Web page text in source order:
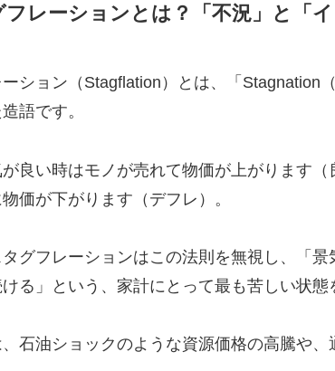
フレーションとは？「不況」と「
ション（Stagflation）とは、「Stagnation
語です。
良い時はモノが売れて物価が上がります
価が下がります（デフレ）。
タグフレーションはこの法則を無視し、「
る」という、家計にとって最も苦しい状態
石油ショックのような資源価格の高騰や、